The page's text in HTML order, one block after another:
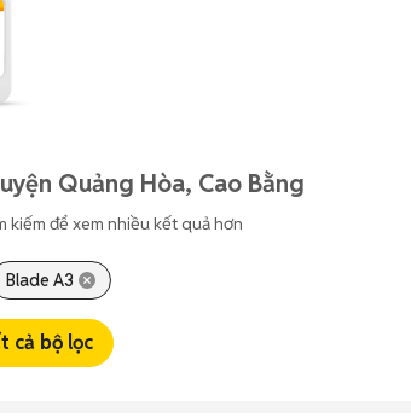
Quảng Hòa, Cao Bằng
kiếm để xem nhiều kết quả hơn
Blade A3
cả bộ lọc